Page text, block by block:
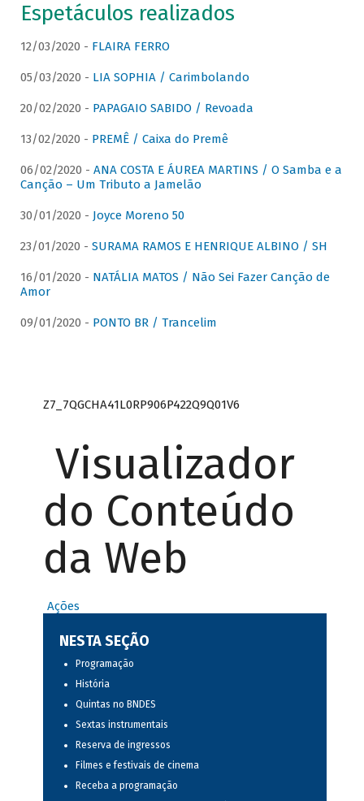
Espetáculos realizados
12/03/2020 - FLAIRA FERRO
05/03/2020 - LIA SOPHIA / Carimbolando
20/02/2020 - PAPAGAIO SABIDO / Revoada
13/02/2020 - PREMÊ / Caixa do Premê
06/02/2020 - ANA COSTA E ÁUREA MARTINS / O Samba e a
Canção – Um Tributo a Jamelão
30/01/2020 - Joyce Moreno 50
23/01/2020 - SURAMA RAMOS E HENRIQUE ALBINO / SH
16/01/2020 - NATÁLIA MATOS / Não Sei Fazer Canção de
Amor
09/01/2020 - PONTO BR / Trancelim
Z7_7QGCHA41L0RP906P422Q9Q01V6
Visualizador
do Conteúdo
da Web
Ações
NESTA SEÇÃO
Programação
História
Quintas no BNDES
Sextas instrumentais
Reserva de ingressos
Filmes e festivais de cinema
Receba a programação